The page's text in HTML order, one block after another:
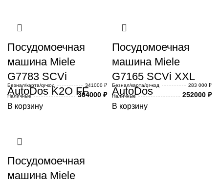
Посудомоечная
машина Miele
G7783 SCVi
AutoDos K2O FF
Безнал/карта/qr-код
341000 ₽
Наличные
304000 ₽
В корзину
Посудомоечная
машина Miele
G7165 SCVi XXL
AutoDos
Безнал/карта/qr-код
283 000 ₽
Наличные
252000 ₽
В корзину
Посудомоечная
машина Miele